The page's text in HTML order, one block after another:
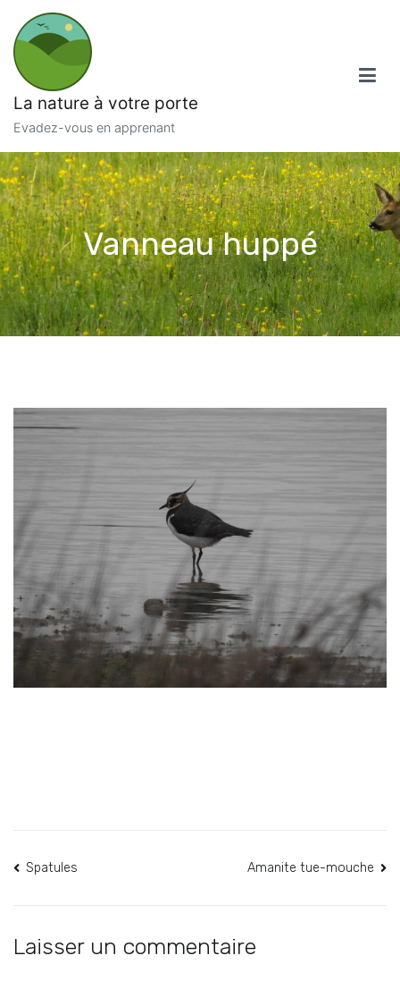
contenu
La nature à votre porte
Evadez-vous en apprenant
Vanneau huppé
Navigation
l’article
Spatules Amanite tue-mouche
Laisser un commentaire